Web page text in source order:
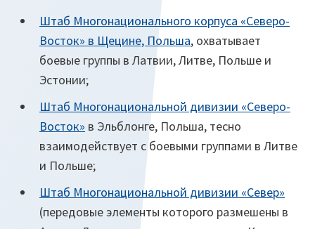
Штаб Многонационального корпуса «Северо-
Восток» в Щецине, Польша, охватывает
боевые группы в Латвии, Литве, Польше и
Эстонии;
Штаб Многонациональной дивизии «Северо-
Восток» в Эльблонге, Польша, тесно
взаимодействует с боевыми группами в Литве
и Польше;
Штаб Многонациональной дивизии «Север»
(передовые элементы которого размешены в